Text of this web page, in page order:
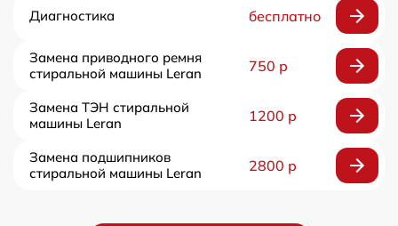
Диагностика бесплатно
Замена приводного ремня
стиральной машины Leran
750 р
Замена ТЭН стиральной
машины Leran
1200 р
Замена подшипников
стиральной машины Leran
2800 р